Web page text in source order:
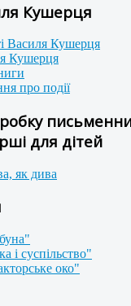
Кушерця
Василя Кушерця
Кушерця
про події
для дітей
як дива
і суспільство"
око"